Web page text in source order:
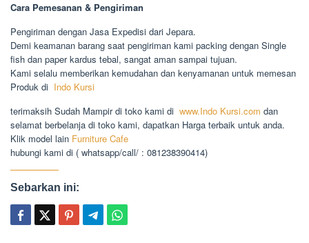
Cara Pemesanan & Pengiriman
Pengiriman dengan Jasa Expedisi dari Jepara.
Demi keamanan barang saat pengiriman kami packing dengan Single
fish dan paper kardus tebal, sangat aman sampai tujuan.
Kami selalu memberikan kemudahan dan kenyamanan untuk memesan
Produk di Indo Kursi
terimaksih Sudah Mampir di toko kami di www.Indo Kursi.com dan
selamat berbelanja di toko kami, dapatkan Harga terbaik untuk anda.
Klik model lain Furniture Cafe
hubungi kami di ( whatsapp/call/ : 081238390414)
Sebarkan ini: